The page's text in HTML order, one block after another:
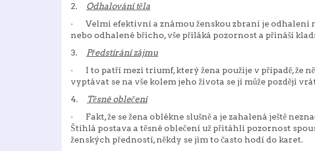
2.
Odhalování těla
·
Velmi efektivní a známou ženskou zbraní je odhalení
nebo odhalené břicho, vše přiláká pozornost a přináší
3.
Předstírání zájmu
·
I to patří mezi triumf, který žena použije v případě, že
vyptávat se na vše kolem jeho života se jí může později
4.
Těsné oblečení
·
Fakt, že se žena oblékne slušně a je zahalená ještě
Štíhlá postava a těsné oblečení už přitáhli pozornost
ženských předností, někdy se jim to často hodí do karet.